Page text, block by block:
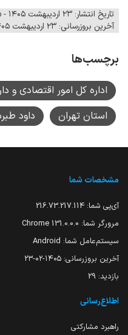
تاریخ انتشار: ۲۳ اردیبهشت ۱۴۰۵ - ۱۵:۵۵
آخرین بروزرسانی: ۲۳ اردیبهشت ۱۴۰۵ - ۱۵:۵۵
برچسب‌ها
اداره کل امور اقتصادی و
استان تهران
داود
مشخصات شما
آی‌پی شما: 216.73.217.114
مرورگر شما: 131.0.0.0 Chrome
سیستم‌عامل شما: Android
آخرین بروزرسانی: ۱۴۰۵-۰۲-۲۳
بازدید: 29
اطلاع‌رسانی
راهبرد مشارکتی